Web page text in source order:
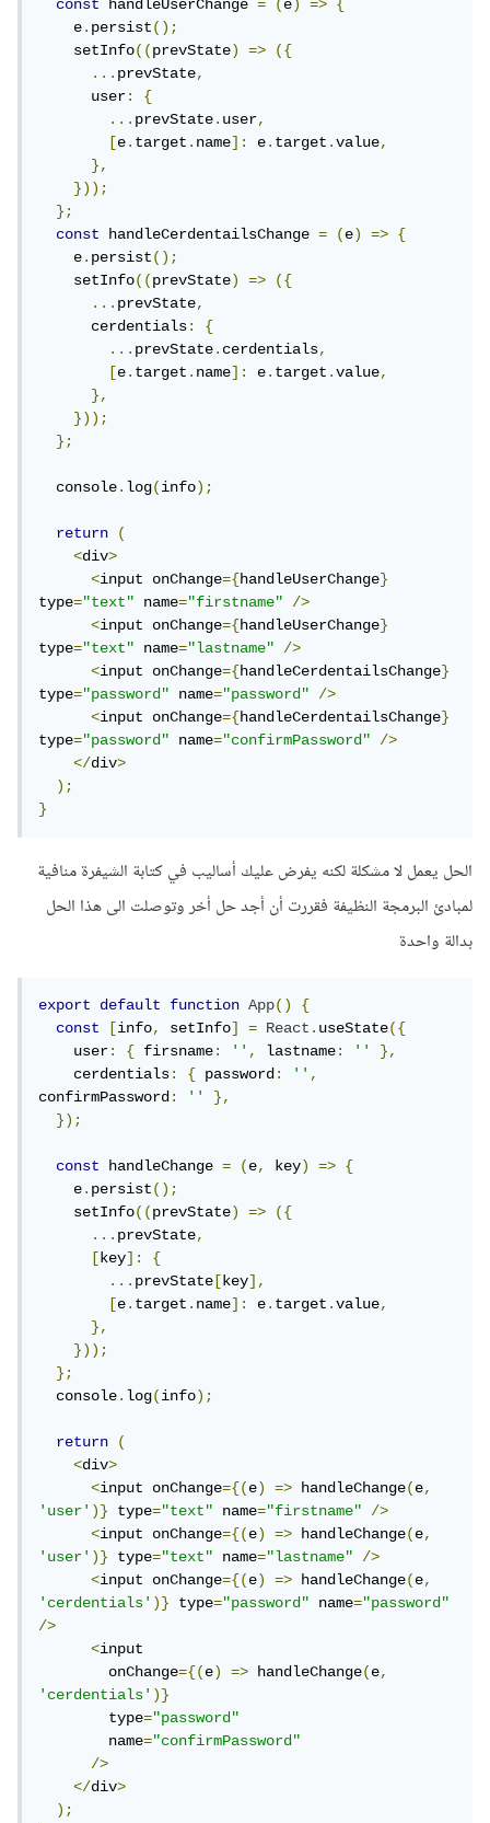
const handleUserChange = (e) =>
{
    e
.persist();
    setInfo
((prevState) =>
({
...prevState,
      user
:
{
...prevState.user,
[e.target.name]: e.target.value,
},
}));
};
const
handleCerdentailsChange = (e) =>
{
    e
.persist();
    setInfo
((prevState) =>
({
...prevState,
      cerdentials
:
{
...prevState.cerdentials,
[e.target.name]: e.target.value,
},
}));
};
  console
.log(info);
return
(
<div>
<input onChange={handleUserChange}
type="text" name="firstname"
/>
<input onChange={handleUserChange}
type="text" name="lastname"
/>
<input onChange={handleCerdentailsChange}
type="password" name="password"
/>
<input onChange={handleCerdentailsChange}
type="password" name="confirmPassword"
/>
</div>
);
}
الحل يعمل لا مشكلة لكنه يفرض عليك أساليب في كتابة الشيفرة منافية
لمبادئ البرمجة النظيفة فقررت أن أجد حل أخر وتوصلت الى هذا الحل
بدالة واحدة
export default function App()
{
const
[info, setInfo] = React.useState({
    user
: { firsname: '', lastname: ''
},
    cerdentials
: { password: '',
confirmPassword: ''
},
});
const handleChange = (e, key) =>
{
    e
.persist();
    setInfo
((prevState) =>
({
...prevState,
[key]:
{
...prevState [key],
[e.target.name]: e.target.value,
},
}));
};
  console
.log(info);
return
(
<div>
<input onChange={(e) => handleChange(e,
'user')} type="text" name="firstname"
/>
<input onChange={(e) => handleChange(e,
'user')} type="text" name="lastname"
/>
<input onChange={(e) => handleChange(e,
'cerdentials')} type="password" name="password"
/>
<input
        onChange
={(e) => handleChange(e,
'cerdentials')}
        type
="password"
        name
="confirmPassword"
/>
</div>
);